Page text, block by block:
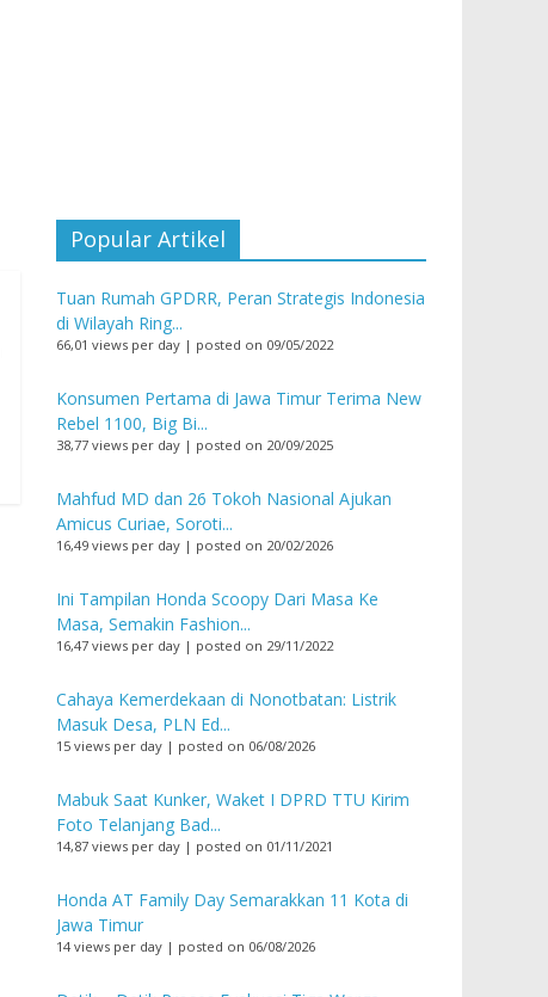
Popular Artikel
Tuan Rumah GPDRR, Peran Strategis Indonesia
di Wilayah Ring...
66,01 views per day | posted on 09/05/2022
Konsumen Pertama di Jawa Timur Terima New
Rebel 1100, Big Bi...
38,77 views per day | posted on 20/09/2025
Mahfud MD dan 26 Tokoh Nasional Ajukan
Amicus Curiae, Soroti...
16,49 views per day | posted on 20/02/2026
Ini Tampilan Honda Scoopy Dari Masa Ke
Masa, Semakin Fashion...
16,47 views per day | posted on 29/11/2022
Cahaya Kemerdekaan di Nonotbatan: Listrik
Masuk Desa, PLN Ed...
15 views per day | posted on 06/08/2026
Mabuk Saat Kunker, Waket I DPRD TTU Kirim
Foto Telanjang Bad...
14,87 views per day | posted on 01/11/2021
Honda AT Family Day Semarakkan 11 Kota di
Jawa Timur
14 views per day | posted on 06/08/2026